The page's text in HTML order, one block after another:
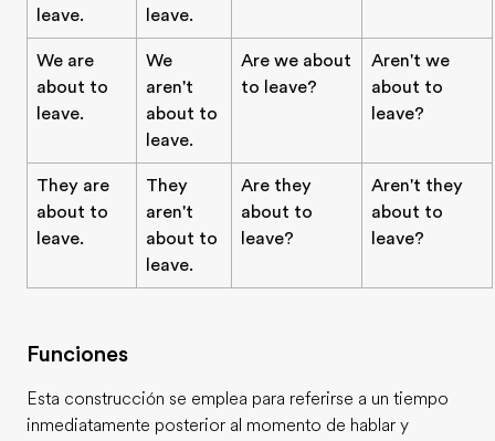
leave.
leave.
We are
about to
leave.
We
aren't
about to
leave.
Are we about
to leave?
Aren't we
about to
leave?
They are
about to
leave.
They
aren't
about to
leave.
Are they
about to
leave?
Aren't they
about to
leave?
Funciones
Esta construcción se emplea para referirse a un tiempo
inmediatamente posterior al momento de hablar y